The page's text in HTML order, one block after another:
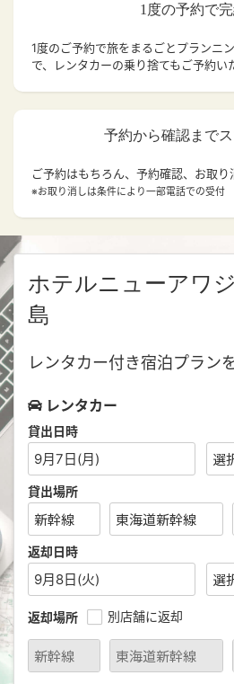
1度の予約で完
1度のご予約で旅をまるごとプランニ
で、レンタカーの乗り捨てもご予約い
予約から確認まで
ご予約はもちろん、予約確認、お取り
※お取り消しは条件により一部電話での受付
ホテルニューアワ
島
レンタカー付き宿泊プラン
レンタカー
貸出日時
9月7日(月)
貸出場所
返却日時
9月8日(火)
返却場所 別店舗に返却